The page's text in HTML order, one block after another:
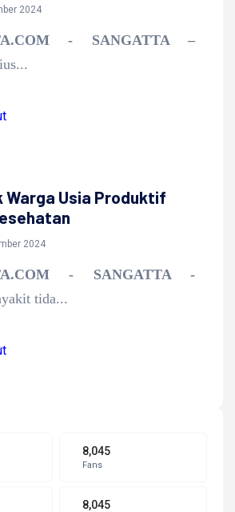
2024
- SANGATTA –
Warga Usia Produktif
2024
- SANGATTA -
tida...
8,045
Fans
8,045